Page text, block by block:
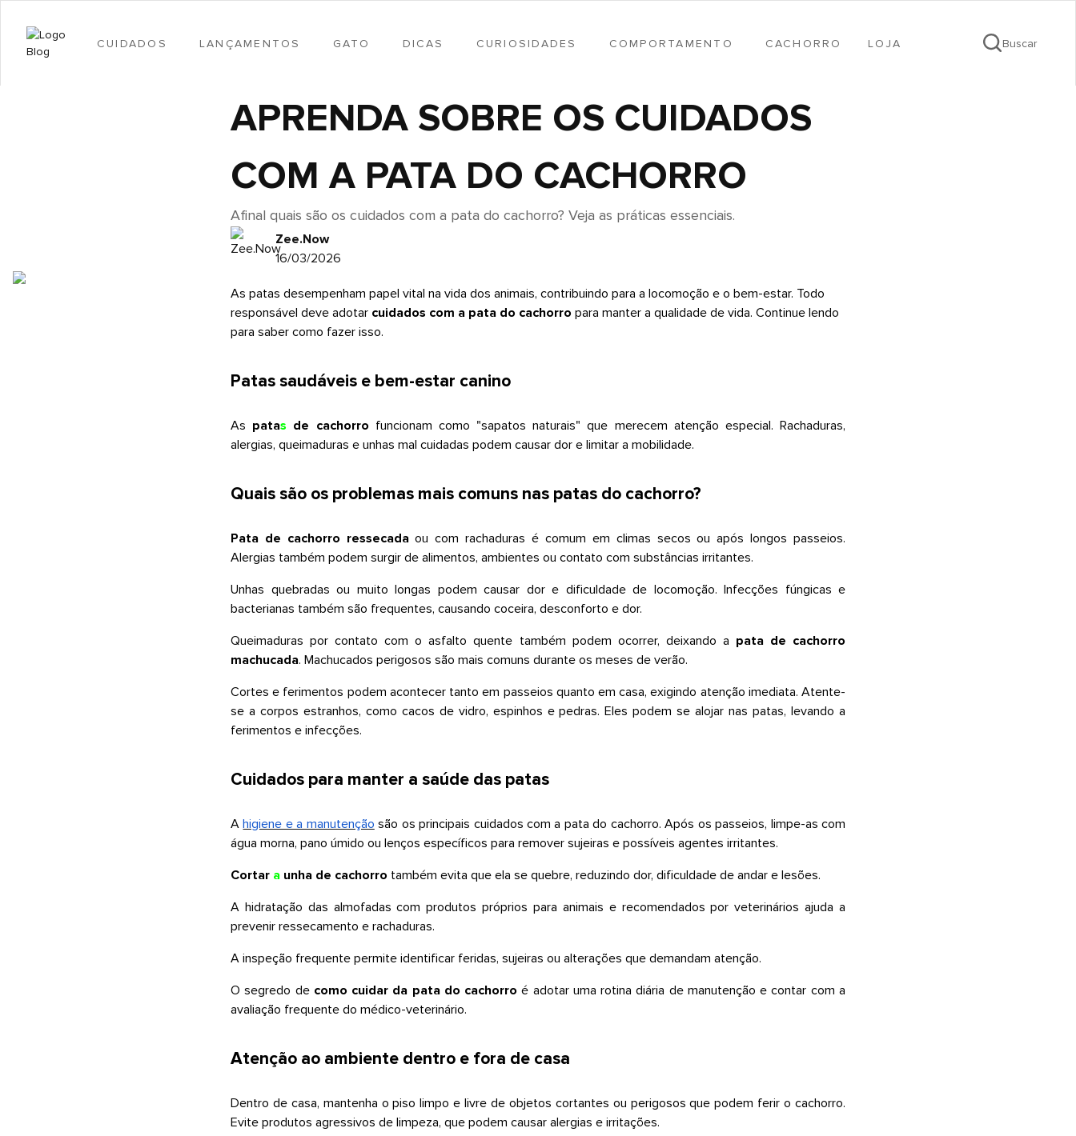
Buscar
CUIDADOS LANÇAMENTOS GATO DICAS CURIOSIDADES COMPORTAMENTO CACHORRO LOJA
APRENDA SOBRE OS CUIDADOS
COM A PATA DO CACHORRO
Afinal quais são os cuidados com a pata do cachorro? Veja as práticas essenciais.
Zee.Now
16/03/2026
As patas desempenham papel vital na vida dos animais, contribuindo para a locomoção e o bem-estar. Todo
responsável deve adotar cuidados com a pata do cachorro para manter a qualidade de vida. Continue lendo
para saber como fazer isso.
Patas saudáveis e bem-estar canino
As patas de cachorro funcionam como "sapatos naturais" que merecem atenção especial. Rachaduras,
alergias, queimaduras e unhas mal cuidadas podem causar dor e limitar a mobilidade.
Quais são os problemas mais comuns nas patas do cachorro?
Pata de cachorro ressecadaou com rachaduras é comum em climas secos ou após longos passeios.
Alergias também podem surgir de alimentos, ambientes ou contato com substâncias irritantes.
Unhas quebradas ou muito longas podem causar dor e dificuldade de locomoção. Infecções fúngicas e
bacterianas também são frequentes, causando coceira, desconforto e dor.
Queimaduras por contato com o asfalto quente também podem ocorrer, deixando a pata de cachorro
machucada. Machucados perigosos são mais comuns durante os meses de verão.
Cortes e ferimentos podem acontecer tanto em passeios quanto em casa, exigindo atenção imediata. Atente-
se a corpos estranhos, como cacos de vidro, espinhos e pedras. Eles podem se alojar nas patas, levando a
ferimentos e infecções.
Cuidados para manter a saúde das patas
Ahigiene e a manutenção são os principais cuidados com a pata do cachorro. Após os passeios, limpe-as com
água morna, pano úmido ou lenços específicos para remover sujeiras e possíveis agentes irritantes.
Cortar a unha de cachorro também evita que ela se quebre, reduzindo dor, dificuldade de andar e lesões.
A hidratação das almofadas com produtos próprios para animais e recomendados por veterinários ajuda a
prevenir ressecamento e rachaduras.
A inspeção frequente permite identificar feridas, sujeiras ou alterações que demandam atenção.
O segredo decomo cuidar da pata do cachorroé adotar uma rotina diária de manutenção e contar com a
avaliação frequente do médico-veterinário.
Atenção ao ambiente dentro e fora de casa
Dentro de casa, mantenha o piso limpo e livre de objetos cortantes ou perigosos que podem ferir o cachorro.
Evite produtos agressivos de limpeza, que podem causar alergias e irritações.